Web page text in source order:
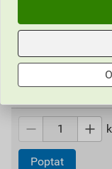
HAG UVZ1M12SM
matice M12, (3 ks/
135,18Kč
Poptat